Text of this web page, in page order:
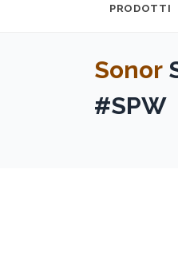
PRODOTTI
Sonor
#SPW